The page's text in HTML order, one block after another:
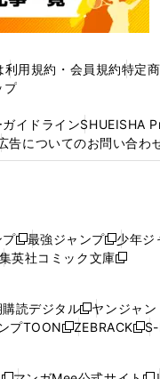
利用規約・会員規約特定
プ
イドラインSHUEISHA
告についてのお問い合わ
プ
新
し
ィ
ン
ウ
最強ジャンプ
新
し
ィ
ン
ウ
少年ジ
英社コミック文庫
新
ウ
ィ
ド
読デジタル
新
し
ヤンジャン
プTOON
新
ZEBRACK
新